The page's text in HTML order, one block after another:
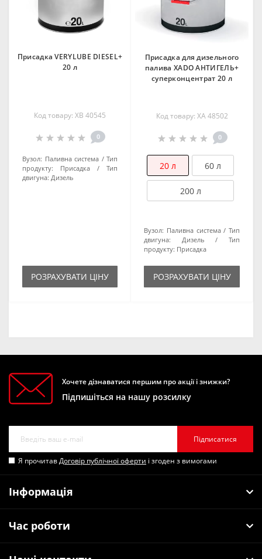
Присадка VERYLUBE DIESEL+
20 л
Код товару: ХВ 40545
0
Вузол: Паливна система
Тип
продукту:
Присадка
Тип
двигуна: Дизель
РОЗРАХУВАТИ ЦІНУ
Присадка для дизельного
палива XADO АНТИГЕЛЬ+
суперконцентрат 20 л
Код товару: XA 48502
0
20 л 60 л
200 л
Вузол: Паливна система
Тип
двигуна:
Дизель
Тип
продукту: Присадка
РОЗРАХУВАТИ ЦІНУ
Хочете дізнаватися першим про акції і знижки?
Підпишіться на нашу розсилку
Підписатися
Я прочитавДоговір публічної оферти і згоден з вимогами
Інформація
Час роботи